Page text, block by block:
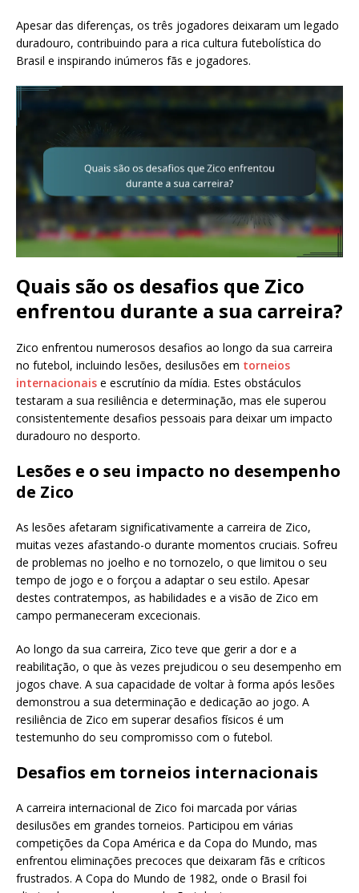
Apesar das diferenças, os três jogadores deixaram um legado
duradouro, contribuindo para a rica cultura futebolística do
Brasil e inspirando inúmeros fãs e jogadores.
Quais são os desafios que Zico
enfrentou durante a sua carreira?
Zico enfrentou numerosos desafios ao longo da sua carreira
no futebol, incluindo lesões, desilusões em torneios
internacionais e escrutínio da mídia. Estes obstáculos
testaram a sua resiliência e determinação, mas ele superou
consistentemente desafios pessoais para deixar um impacto
duradouro no desporto.
Lesões e o seu impacto no desempenho
de Zico
As lesões afetaram significativamente a carreira de Zico,
muitas vezes afastando-o durante momentos cruciais. Sofreu
de problemas no joelho e no tornozelo, o que limitou o seu
tempo de jogo e o forçou a adaptar o seu estilo. Apesar
destes contratempos, as habilidades e a visão de Zico em
campo permaneceram excecionais.
Ao longo da sua carreira, Zico teve que gerir a dor e a
reabilitação, o que às vezes prejudicou o seu desempenho em
jogos chave. A sua capacidade de voltar à forma após lesões
demonstrou a sua determinação e dedicação ao jogo. A
resiliência de Zico em superar desafios físicos é um
testemunho do seu compromisso com o futebol.
Desafios em torneios internacionais
A carreira internacional de Zico foi marcada por várias
desilusões em grandes torneios. Participou em várias
competições da Copa América e da Copa do Mundo, mas
enfrentou eliminações precoces que deixaram fãs e críticos
frustrados. A Copa do Mundo de 1982, onde o Brasil foi